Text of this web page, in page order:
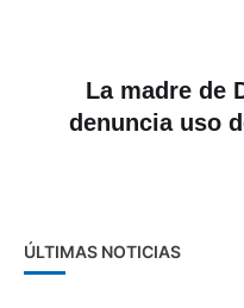
La madre de
denuncia uso
ÚLTIMAS NOTICIAS